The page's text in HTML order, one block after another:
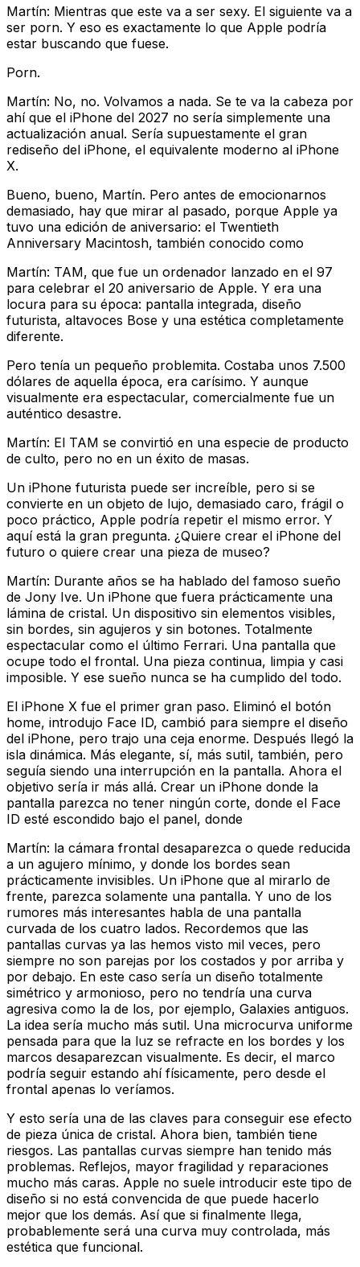
Martín: Mientras que este va a ser sexy. El siguiente va a
ser porn. Y eso es exactamente lo que Apple podría
estar buscando que fuese.
Porn.
Martín: No, no. Volvamos a nada. Se te va la cabeza por
ahí que el iPhone del 2027 no sería simplemente una
actualización anual. Sería supuestamente el gran
rediseño del iPhone, el equivalente moderno al iPhone
X.
Bueno, bueno, Martín. Pero antes de emocionarnos
demasiado, hay que mirar al pasado, porque Apple ya
tuvo una edición de aniversario: el Twentieth
Anniversary Macintosh, también conocido como
Martín: TAM, que fue un ordenador lanzado en el 97
para celebrar el 20 aniversario de Apple. Y era una
locura para su época: pantalla integrada, diseño
futurista, altavoces Bose y una estética completamente
diferente.
Pero tenía un pequeño problemita. Costaba unos 7.500
dólares de aquella época, era carísimo. Y aunque
visualmente era espectacular, comercialmente fue un
auténtico desastre.
Martín: El TAM se convirtió en una especie de producto
de culto, pero no en un éxito de masas.
Un iPhone futurista puede ser increíble, pero si se
convierte en un objeto de lujo, demasiado caro, frágil o
poco práctico, Apple podría repetir el mismo error. Y
aquí está la gran pregunta. ¿Quiere crear el iPhone del
futuro o quiere crear una pieza de museo?
Martín: Durante años se ha hablado del famoso sueño
de Jony Ive. Un iPhone que fuera prácticamente una
lámina de cristal. Un dispositivo sin elementos visibles,
sin bordes, sin agujeros y sin botones. Totalmente
espectacular como el último Ferrari. Una pantalla que
ocupe todo el frontal. Una pieza continua, limpia y casi
imposible. Y ese sueño nunca se ha cumplido del todo.
El iPhone X fue el primer gran paso. Eliminó el botón
home, introdujo Face ID, cambió para siempre el diseño
del iPhone, pero trajo una ceja enorme. Después llegó la
isla dinámica. Más elegante, sí, más sutil, también, pero
seguía siendo una interrupción en la pantalla. Ahora el
objetivo sería ir más allá. Crear un iPhone donde la
pantalla parezca no tener ningún corte, donde el Face
ID esté escondido bajo el panel, donde
Martín: la cámara frontal desaparezca o quede reducida
a un agujero mínimo, y donde los bordes sean
prácticamente invisibles. Un iPhone que al mirarlo de
frente, parezca solamente una pantalla. Y uno de los
rumores más interesantes habla de una pantalla
curvada de los cuatro lados. Recordemos que las
pantallas curvas ya las hemos visto mil veces, pero
siempre no son parejas por los costados y por arriba y
por debajo. En este caso sería un diseño totalmente
simétrico y armonioso, pero no tendría una curva
agresiva como la de los, por ejemplo, Galaxies antiguos.
La idea sería mucho más sutil. Una microcurva uniforme
pensada para que la luz se refracte en los bordes y los
marcos desaparezcan visualmente. Es decir, el marco
podría seguir estando ahí físicamente, pero desde el
frontal apenas lo veríamos.
Y esto sería una de las claves para conseguir ese efecto
de pieza única de cristal. Ahora bien, también tiene
riesgos. Las pantallas curvas siempre han tenido más
problemas. Reflejos, mayor fragilidad y reparaciones
mucho más caras. Apple no suele introducir este tipo de
diseño si no está convencida de que puede hacerlo
mejor que los demás. Así que si finalmente llega,
probablemente será una curva muy controlada, más
estética que funcional.